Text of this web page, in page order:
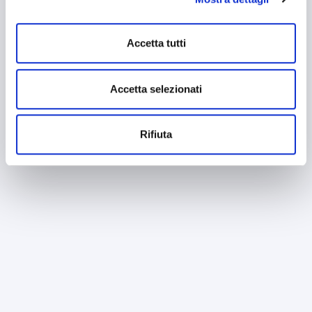
mantenendo le impostazioni di default (solo cookie tecnici
attivi).
Accetta tutti
Accetta selezionati
Rifiuta